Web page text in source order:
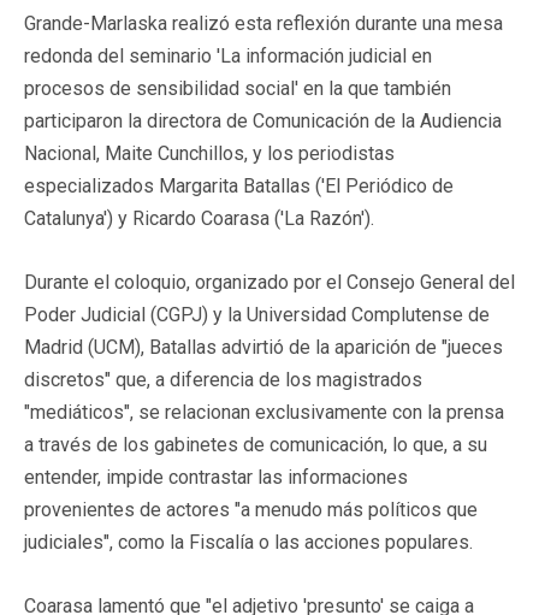
Grande-Marlaska realizó esta reflexión durante una mesa
redonda del seminario 'La información judicial en
procesos de sensibilidad social' en la que también
participaron la directora de Comunicación de la Audiencia
Nacional, Maite Cunchillos, y los periodistas
especializados Margarita Batallas ('El Periódico de
Catalunya') y Ricardo Coarasa ('La Razón').
Durante el coloquio, organizado por el Consejo General del
Poder Judicial (CGPJ) y la Universidad Complutense de
Madrid (UCM), Batallas advirtió de la aparición de "jueces
discretos" que, a diferencia de los magistrados
"mediáticos", se relacionan exclusivamente con la prensa
a través de los gabinetes de comunicación, lo que, a su
entender, impide contrastar las informaciones
provenientes de actores "a menudo más políticos que
judiciales", como la Fiscalía o las acciones populares.
Coarasa lamentó que "el adjetivo 'presunto' se caiga a